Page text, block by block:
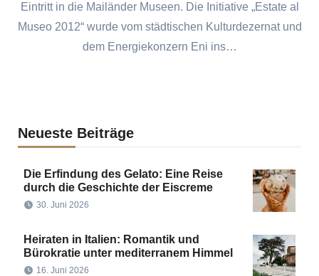
Eintritt in die Mailänder Museen. Die Initiative „Estate al
Museo 2012“ wurde vom städtischen Kulturdezernat und
dem Energiekonzern Eni ins…
Neueste Beiträge
Die Erfindung des Gelato: Eine Reise
durch die Geschichte der Eiscreme
30. Juni 2026
Heiraten in Italien: Romantik und
Bürokratie unter mediterranem Himmel
16. Juni 2026